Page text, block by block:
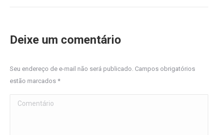
Deixe um comentário
Seu endereço de e-mail não será publicado. Campos obrigatórios
estão marcados *
Comentário